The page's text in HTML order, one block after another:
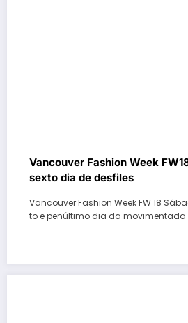
Vancouver Fashion Week
sexto dia de desfiles
Vancouver Fashion Week FW 18
to e penúltimo dia da